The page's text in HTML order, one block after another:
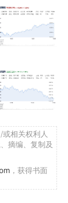
相关权利人
摘编、复制及
，获得书面